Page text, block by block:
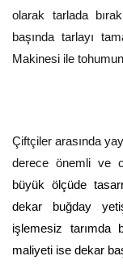
olarak tarlada
başında tarlayı
Makinesi ile
Çiftçiler arasında
derece önemli ve
büyük ölçüde
dekar buğday
işlemesiz tarımda
maliyeti ise dekar